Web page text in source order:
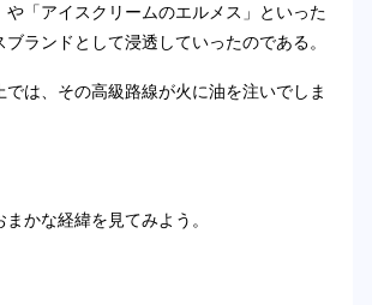
や「アイスクリームのエルメス」といった
ランドとして浸透していったのである。
では、その高級路線が火に油を注いでしま
かな経緯を見てみよう。